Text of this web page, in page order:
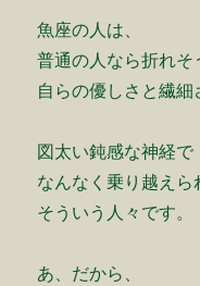
魚座の人は、
普通の人なら折れそ
自らの優しさと繊
図太い鈍感な神経で
なんなく乗り越えら
そういう人々です。
あ、だから、